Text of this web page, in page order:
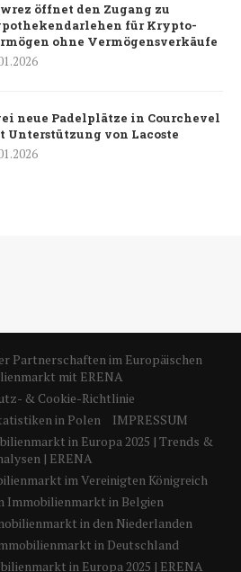
öffnet den Zugang zu
für Krypto-
ohne Vermögensverkäufe
neue Padelplätze in Courchevel
Unterstützung von Lacoste
Partnerschaften im Europäischen
mit ERENA
& Cookie-Richtlinie
in Polen
IMPRESSUM
in Europa 2025 | Trends &
| ERENA
im Vereinigten Königreich
Immobilienmarkt in Belgien
in den Niederlanden
in Deutschland
in Europa 2025 | ERENA